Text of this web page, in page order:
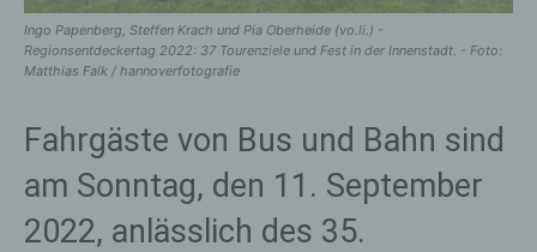
Ingo Papenberg, Steffen Krach und Pia Oberheide (vo.li.) -
Regionsentdeckertag 2022: 37 Tourenziele und Fest in der Innenstadt. - Foto:
Matthias Falk / hannoverfotografie
Fahrgäste von Bus und Bahn sind
am Sonntag, den 11. September
2022, anlässlich des 35.